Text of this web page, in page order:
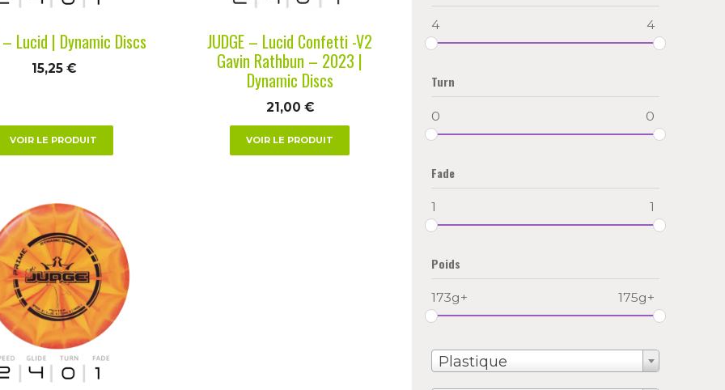
– Lucid | Dynamic Discs
15,25 €
VOIR LE PRODUIT
JUDGE – Lucid Confetti -V2
Gavin Rathbun – 2023 |
Dynamic Discs
21,00 €
VOIR LE PRODUIT
sur
4 4
Turn
0 0
Fade
1 1
Poids
173g+ 175g+
Plastique